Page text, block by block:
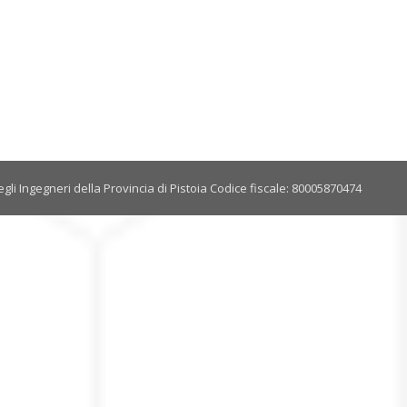
Ingegneri della Provincia di Pistoia Codice fiscale: 80005870474